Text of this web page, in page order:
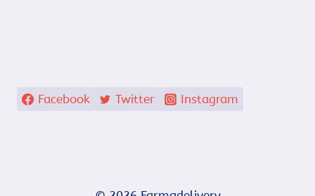
Facebook Twitter Instagram